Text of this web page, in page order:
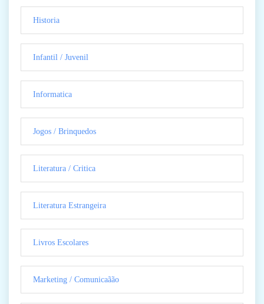
Historia
Infantil / Juvenil
Informatica
Jogos / Brinquedos
Literatura / Critica
Literatura Estrangeira
Livros Escolares
Marketing / Comunicaãão